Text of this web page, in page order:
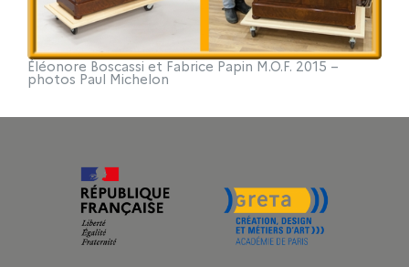
Éléonore Boscassi et Fabrice Papin M.O.F. 2015 –
photos Paul Michelon